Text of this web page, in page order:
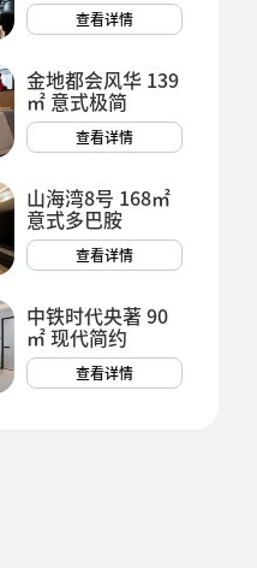
查看详情
金地都会风华 139
㎡ 意式极简
查看详情
山海湾8号 168㎡
意式多巴胺
查看详情
中铁时代央著 90
㎡ 现代简约
查看详情